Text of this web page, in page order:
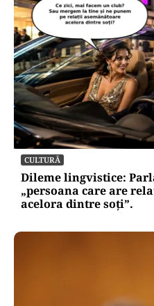
CULTURĂ
Dileme lingvistice:
„persoana care are
acelora dintre soți”.